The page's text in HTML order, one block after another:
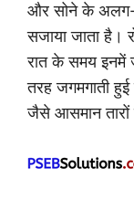
और सोने के अलग-
सजाया जाता है।
रात के समय इनमें
तरह जगमगाती
जैसे आसमान तारों